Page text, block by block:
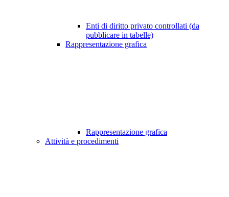
Enti di diritto privato controllati (da
pubblicare in tabelle)
Rappresentazione grafica
Rappresentazione grafica
Attività e procedimenti